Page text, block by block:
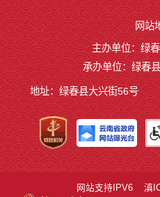
网站
主办单位：绿
承办单位：绿春
地址：绿春县大兴街56号
网站支持IPV6
滇